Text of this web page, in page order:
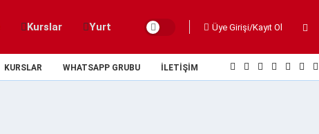
Kurslar Yurt Üye Girişi/Kayıt Ol
KURSLAR WHATSAPP GRUBU İLETIŞIM